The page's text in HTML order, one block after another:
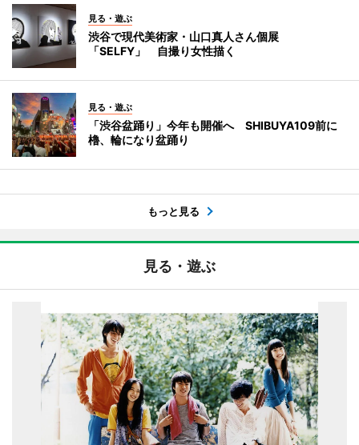
見る・遊ぶ
渋谷で現代美術家・山口真人さん個展
「SELFY」 自撮り女性描く
見る・遊ぶ
「渋谷盆踊り」今年も開催へ SHIBUYA109前に
櫓、輪になり盆踊り
もっと見る
見る・遊ぶ